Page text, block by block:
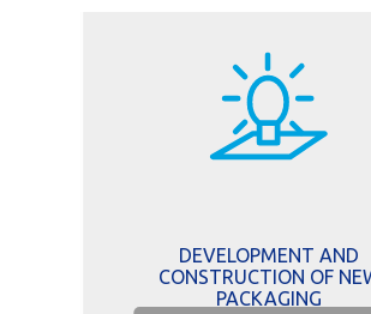
DEVELOPMENT AND
CONSTRUCTION OF
PACKAGING